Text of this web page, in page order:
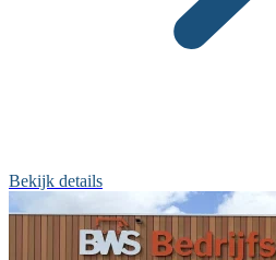
Bekijk details